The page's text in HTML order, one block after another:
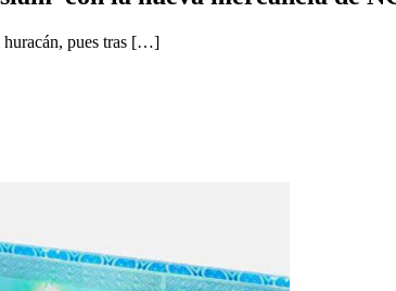
huracán, pues tras […]